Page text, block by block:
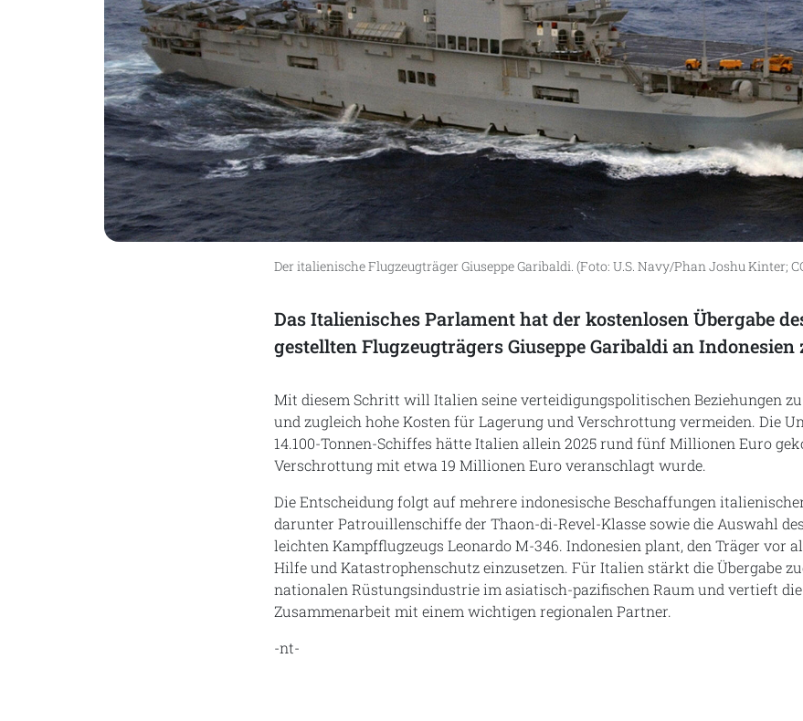
Der italienische Flugzeugträger Giuseppe Garibaldi. (Foto: U.S. Navy/Phan Joshu Kinter;
Das Italienisches Parlament hat der kostenlosen Übergabe
gestellten Flugzeugträgers Giuseppe Garibaldi an
Mit diesem Schritt will Italien seine verteidigungspolitischen Beziehungen
und zugleich hohe Kosten für Lagerung und Verschrottung vermeiden. Die
14.100-Tonnen-Schiffes hätte Italien allein 2025 rund fünf Millionen Euro
Verschrottung mit etwa 19 Millionen Euro veranschlagt wurde.
Die Entscheidung folgt auf mehrere indonesische Beschaffungen
darunter Patrouillenschiffe der Thaon-di-Revel-Klasse sowie die Auswahl
leichten Kampfflugzeugs Leonardo M-346. Indonesien plant, den Träger vor
Hilfe und Katastrophenschutz einzusetzen. Für Italien stärkt die Übergabe
nationalen Rüstungsindustrie im asiatisch-pazifischen Raum und vertieft
Zusammenarbeit mit einem wichtigen regionalen Partner.
-nt-